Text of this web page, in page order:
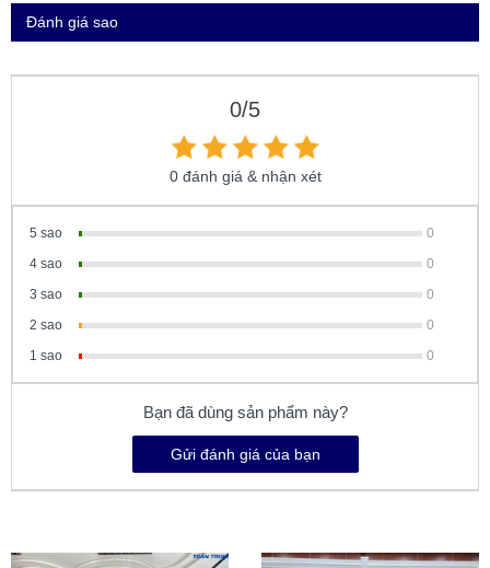
Đánh giá sao
0/5
0 đánh giá & nhận xét
5 sao
0
4 sao
0
3 sao
0
2 sao
0
1 sao
0
Bạn đã dùng sản phẩm này?
Gửi đánh giá của bạn